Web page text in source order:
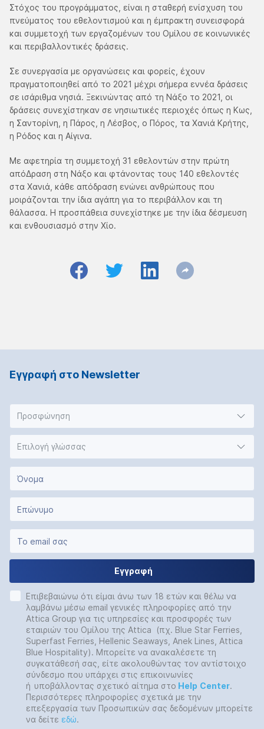
Στόχος του προγράμματος, είναι η σταθερή ενίσχυση του
πνεύματος του εθελοντισμού και η έμπρακτη συνεισφορά
και συμμετοχή των εργαζομένων του Ομίλου σε κοινωνικές
και περιβαλλοντικές δράσεις.
Σε συνεργασία με οργανώσεις και φορείς, έχουν
πραγματοποιηθεί από το 2021 μέχρι σήμερα εννέα δράσεις
σε ισάριθμα νησιά. Ξεκινώντας από τη Νάξο το 2021, οι
δράσεις συνεχίστηκαν σε νησιωτικές περιοχές όπως η Κως,
η Σαντορίνη, η Πάρος, η Λέσβος, ο Πόρος, τα Χανιά Κρήτης,
η Ρόδος και η Αίγινα.
Με αφετηρία τη συμμετοχή 31 εθελοντών στην πρώτη
απόΔραση στη Νάξο και φτάνοντας τους 140 εθελοντές
στα Χανιά, κάθε απόδραση ενώνει ανθρώπους που
μοιράζονται την ίδια αγάπη για το περιβάλλον και τη
θάλασσα. Η προσπάθεια συνεχίστηκε με την ίδια δέσμευση
και ενθουσιασμό στην Χίο.
Εγγραφή στο Νewsletter
Προσφώνηση
Επιλογή γλώσσας
Εγγραφή
Επιβεβαιώνω ότι είμαι άνω των 18 ετών και θέλω να
λαμβάνω μέσω email γενικές πληροφορίες από την
Attica Group για τις υπηρεσίες και προσφορές των
εταιριών του Ομίλου της Attica (πχ. Blue Star Ferries,
Superfast Ferries, Hellenic Seaways, Anek Lines, Attica
Blue Hospitality). Μπορείτε να ανακαλέσετε τη
συγκατάθεσή σας, είτε ακολουθώντας τον αντίστοιχο
σύνδεσμο που υπάρχει στις επικοινωνίες
ή υποβάλλοντας σχετικό αίτημα στο Help Center.
Περισσότερες πληροφορίες σχετικά με την
επεξεργασία των Προσωπικών σας δεδομένων μπορείτε
να δείτε εδώ.